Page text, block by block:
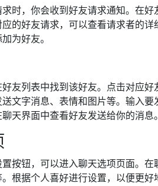
时，你会收到好友请求通知。在
的好友请求，可以查看请求者的
为好友。
友列表中找到该好友。点击对应
文字消息、表情和图片等。输入
天界面中查看好友发送给你的消息。
按钮，可以进入聊天选项页面。
根据个人喜好进行设置，以便更好